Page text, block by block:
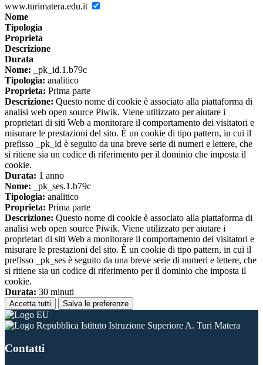
www.turimatera.edu.it
Nome
Tipologia
Proprieta
Descrizione
Durata
Nome: _pk_id.1.b79c
Tipologia: analitico
Proprieta: Prima parte
Descrizione: Questo nome di cookie è associato alla piattaforma di
analisi web open source Piwik. Viene utilizzato per aiutare i
proprietari di siti Web a monitorare il comportamento dei visitatori e
misurare le prestazioni del sito. È un cookie di tipo pattern, in cui il
prefisso _pk_id è seguito da una breve serie di numeri e lettere, che
si ritiene sia un codice di riferimento per il dominio che imposta il
cookie.
Durata: 1 anno
Nome: _pk_ses.1.b79c
Tipologia: analitico
Proprieta: Prima parte
Descrizione: Questo nome di cookie è associato alla piattaforma di
analisi web open source Piwik. Viene utilizzato per aiutare i
proprietari di siti Web a monitorare il comportamento dei visitatori e
misurare le prestazioni del sito. È un cookie di tipo pattern, in cui il
prefisso _pk_ses è seguito da una breve serie di numeri e lettere, che
si ritiene sia un codice di riferimento per il dominio che imposta il
cookie.
Durata: 30 minuti
Accetta tutti Salva le preferenze
Istituto Istruzione Superiore A. Turi Matera
Contatti